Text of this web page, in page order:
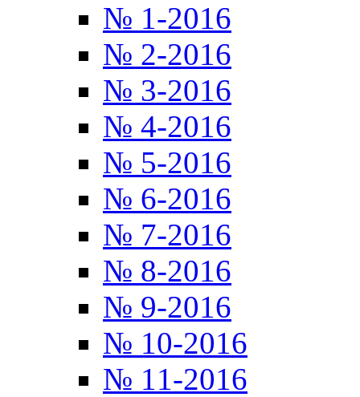
№ 1-2016
№ 2-2016
№ 3-2016
№ 4-2016
№ 5-2016
№ 6-2016
№ 7-2016
№ 8-2016
№ 9-2016
№ 10-2016
№ 11-2016